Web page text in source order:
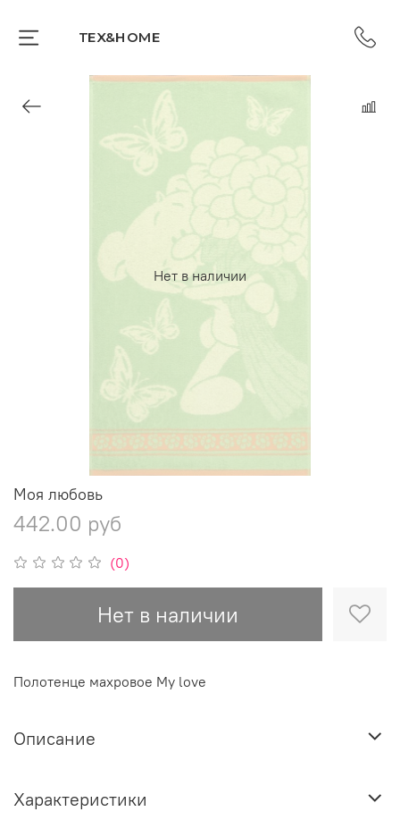
TEX&HOME
Нет в наличии
(0)
Моя любовь
442.00 руб
Нет в наличии
Полотенце махровое My love
Описание
Характеристики